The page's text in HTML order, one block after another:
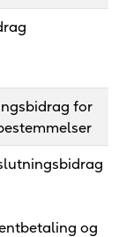
for
og